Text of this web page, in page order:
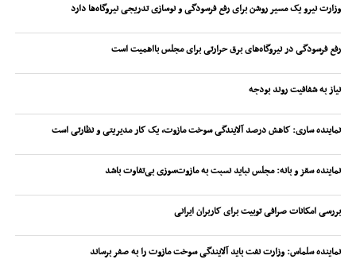
وزارت نیرو یک مسیر روشن برای رفع فرسودگی و نوسازی تدریجی نیروگاه‌ها دارد
رفع فرسودگی در نیروگاه‌های برق حرارتی برای مجلس بااهمیت است
نیاز به شفافیت روند بودجه
نماینده ساری: کاهش درصد آلایندگی سوخت مازوت، یک کار مدیریتی و نظارتی است
نماینده سقز و بانه: مجلس نباید نسبت به مازوت‌سوزی بی‌تفاوت باشد
بررسی امکانات صرافی توبیت برای کاربران ایرانی
نماینده سلماس: وزارت نفت باید آلایندگی سوخت مازوت را به صفر برساند